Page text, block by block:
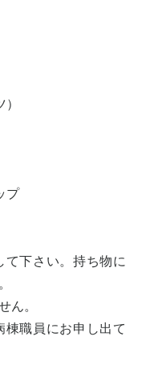
プ
下さい。持ち物に
ん。
棟職員にお申し出て